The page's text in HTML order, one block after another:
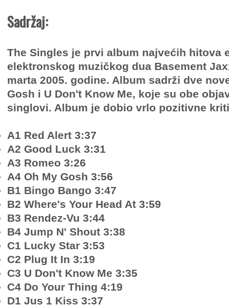
Sadržaj:
The Singles je prvi album najvećih hitova
elektronskog muzičkog dua Basement
marta 2005. godine. Album sadrži dve
Gosh i U Don't Know Me, koje su obe
singlovi. Album je dobio vrlo pozitivne
A1 Red Alert 3:37
A2 Good Luck 3:31
A3 Romeo 3:26
A4 Oh My Gosh 3:56
B1 Bingo Bango 3:47
B2 Where's Your Head At 3:59
B3 Rendez-Vu 3:44
B4 Jump N' Shout 3:38
C1 Lucky Star 3:53
C2 Plug It In 3:19
C3 U Don't Know Me 3:35
C4 Do Your Thing 4:19
D1 Jus 1 Kiss 3:37